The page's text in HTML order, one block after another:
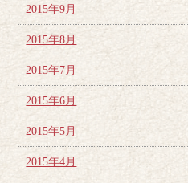
2015年9月
2015年8月
2015年7月
2015年6月
2015年5月
2015年4月